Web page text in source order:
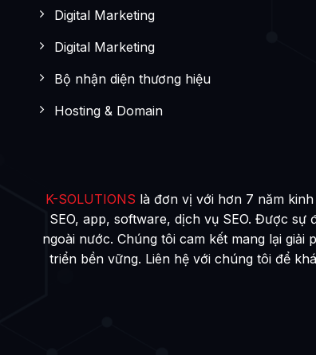
Digital Marketing
Digital Marketing
Bộ nhận diện thương hiệu
Hosting & Domain
K-SOLUTIONS là đơn vị với hơn 7 năm
SEO, app, software, dịch vụ SEO. Được
ngoài nước. Chúng tôi cam kết mang lại
triển bền vững. Liên hệ với chúng tôi để